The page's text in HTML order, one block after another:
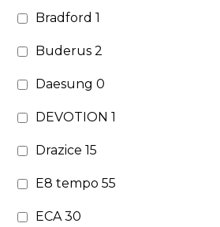
Bradford1
Buderus2
Daesung0
DEVOTION1
Drazice15
E8 tempo55
ECA30